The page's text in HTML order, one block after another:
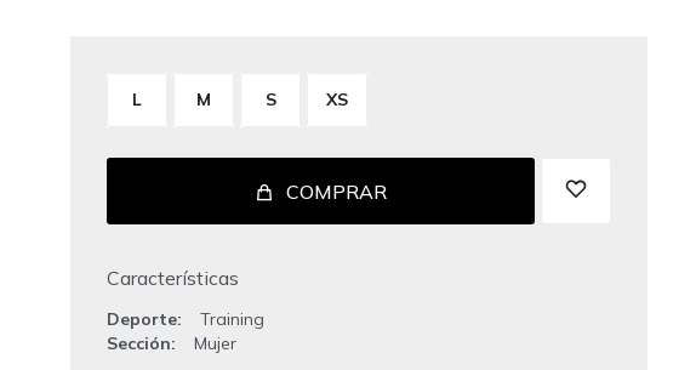
L M S XS
COMPRAR
Características
Deporte
Training
Sección
Mujer